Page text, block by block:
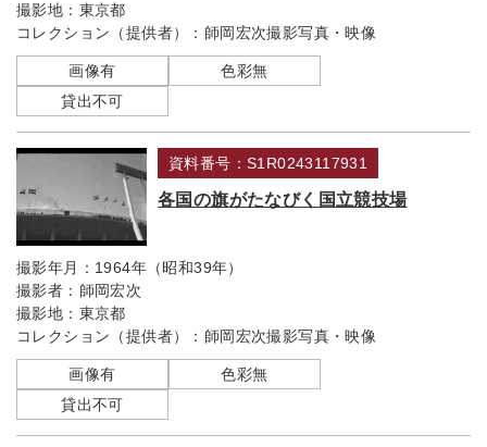
撮影地： 東京都
コレクション（提供者）： 師岡宏次撮影写真・映像
画像有
色彩無
貸出不可
資料番号：S1R0243117931
各国の旗がたなびく国立競技場
撮影年月： 1964年（昭和39年）
撮影者： 師岡宏次
撮影地： 東京都
コレクション（提供者）： 師岡宏次撮影写真・映像
画像有
色彩無
貸出不可